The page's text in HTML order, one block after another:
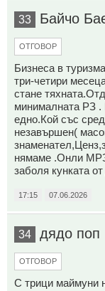
33 Байчо
ОТГОВОР
Бизнеса в
три-четири
стане
минималната РЗ .
едно.Кой със
незавършен(
нямаме .Онли МРЗ
заболя кунката
17:15 07.06.2026
34 дядо поп
ОТГОВОР
С трици маймуни